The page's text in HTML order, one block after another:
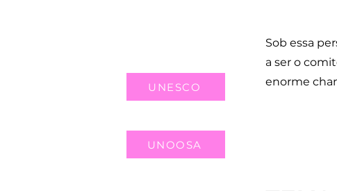
UNESCO
Sob essa
a ser o
enorme
UNOOSA